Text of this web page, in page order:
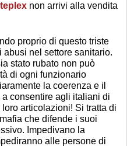
non arrivi alla vendita
proprio di questo triste
nel settore sanitario.
stato rubato non può
di ogni funzionario
la coerenza e il
consentire agli italiani di
articolazioni! Si tratta di
che difende i suoi
Impedivano la
alle persone di